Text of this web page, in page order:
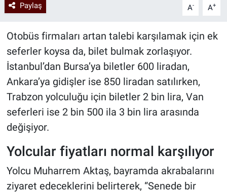
Paylaş A- A+
Otobüs firmaları artan talebi karşılamak için ek
seferler koysa da, bilet bulmak zorlaşıyor.
İstanbul’dan Bursa’ya biletler 600 liradan,
Ankara’ya gidişler ise 850 liradan satılırken,
Trabzon yolculuğu için biletler 2 bin lira, Van
seferleri ise 2 bin 500 ila 3 bin lira arasında
değişiyor.
Yolcular fiyatları normal karşılıyor
Yolcu Muharrem Aktaş, bayramda akrabalarını
ziyaret edeceklerini belirterek, “Senede bir